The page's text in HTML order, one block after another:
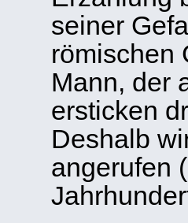
seiner
römischen
Mann, der
ersticken
Deshalb
angerufen